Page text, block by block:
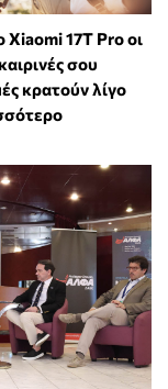
Xiaomi 17T Pro οι
σου
κρατούν λίγο